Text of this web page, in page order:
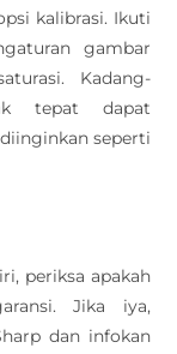
kalibrasi. Ikuti
gambar
Kadang-
tepat dapat
seperti
periksa apakah
Jika iya,
dan infokan